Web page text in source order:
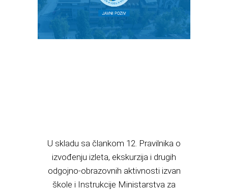
U skladu sa člankom 12. Pravilnika o
izvođenju izleta, ekskurzija i drugih
odgojno-obrazovnih aktivnosti izvan
škole i Instrukcije Ministarstva za